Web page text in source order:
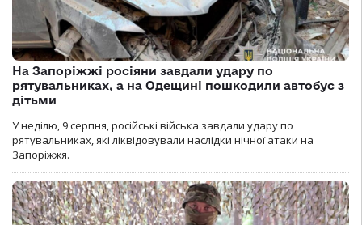
На Запоріжжі росіяни завдали удару по
рятувальниках, а на Одещині пошкодили автобус з
дітьми
У неділю, 9 серпня, російські війська завдали удару по
рятувальниках, які ліквідовували наслідки нічної атаки на
Запоріжжя.